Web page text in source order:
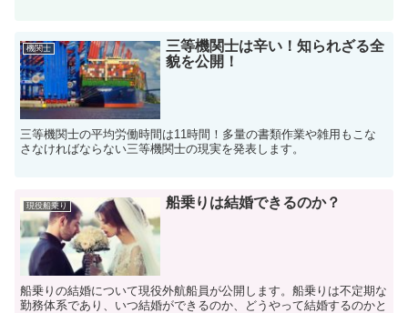
機関士
三等機関士は辛い！知られざる全
貌を公開！
三等機関士の平均労働時間は11時間！多量の書類作業や雑用もこな
さなければならない三等機関士の現実を発表します。
現役船乗り 船乗りは結婚できるのか？
船乗りの結婚について現役外航船員が公開します。船乗りは不定期な
勤務体系であり、いつ結婚ができるのか、どうやって結婚するのかと